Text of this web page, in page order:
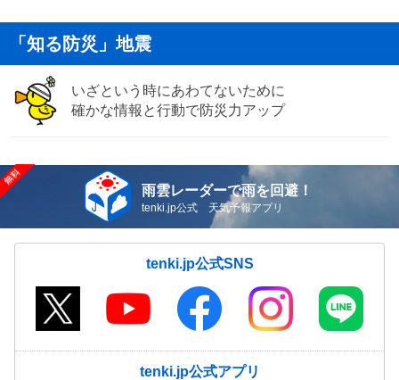
「知る防災」地震
いざという時にあわてないために
確かな情報と行動で防災力アップ
雨雲レーダーで雨を回避！
tenki.jp公式 天気予報アプリ
tenki.jp公式SNS
tenki.jp公式アプリ